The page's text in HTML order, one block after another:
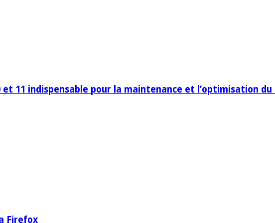
11 indispensable pour la maintenance et l’optimisation du
Firefox